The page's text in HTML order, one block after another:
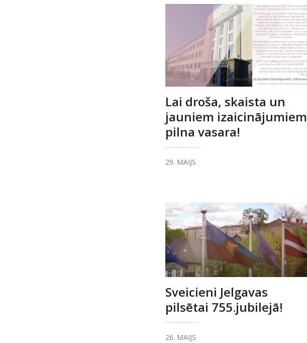
Lai droša, skaista un
jauniem izaicinājumiem
pilna vasara!
29. MAIJS
Sveicieni Jelgavas
pilsētai 755.jubilejā!
26. MAIJS